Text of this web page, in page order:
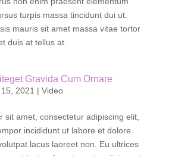
quam elementum pulvinar etiam.
non enim praesent elementum
turpis massa tincidunt dui ut.
mauris sit amet massa vitae tortor
Gravida Cum Ornare
sit amet, consectetur adipiscing elit,
incididunt ut labore et dolore